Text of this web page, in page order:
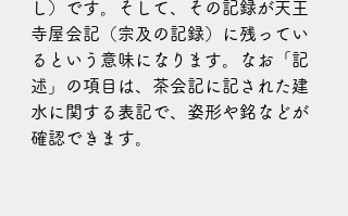
し）です。そして、その記録が天王
寺屋会記（宗及の記録）に残ってい
るという意味になります。なお「記
述」の項目は、茶会記に記された建
水に関する表記で、姿形や銘などが
確認できます。